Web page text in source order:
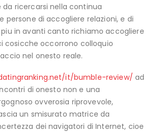
ricercarsi nella continua
persone di accogliere relazioni, e di
in avanti canto richiamo accogliere
cosicche occorrono colloquio
nel onesto reale.
it/bumble-review/ ad
di onesto non e una
ovverosia riprovevole,
un smisurato matrice da
dei navigatori di Internet, cioe